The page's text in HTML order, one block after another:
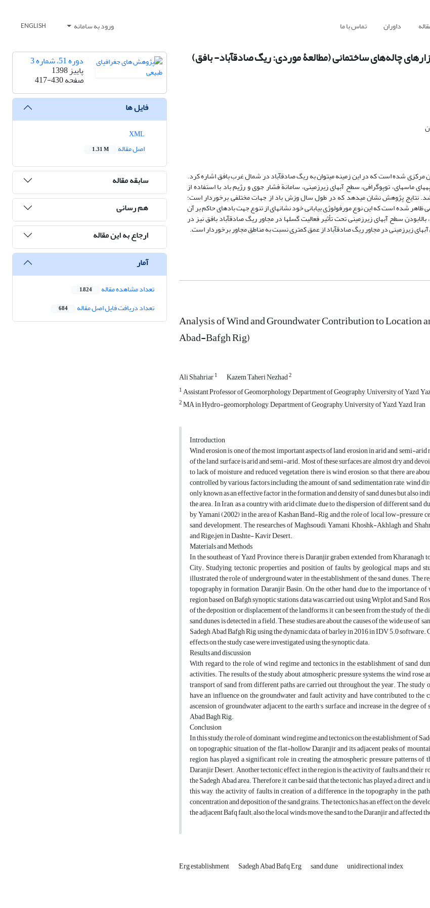
داوران تماس با ما ورود به سامانه ENGLISH
چاله‌های ساختمانی (مطالعۀ موردی: ریگ صادق‏آباد- بافق)
شده است که در این زمینه می‏توان به ریگ صادق‏آباد در شمال غرب بافق اشاره کرد.
ماسه‏ای، توپوگرافی، سطح آب‏های زیرزمینی، سامانة فشار جوی و رژیم باد با استفاده از
شد. نتایج پژوهش نشان می‏دهد که در طول سال وزش باد از جهات مختلفی برخوردار است؛
شده است که این نوع مورفولوژی بیابانی خود نشانه‏ای از تنوع جهت بادهای حاکم بر آن
سطح آب‏های زیرزمینی تحت تأثیر فعالیت گسل‏ها در مجاور ریگ صادق‏آباد بافق نیز در
زیرزمینی در مجاور ریگ صادق‏آباد از عمق کمتری نسبت به مناطق مجاور برخوردار است.
Analysis of Wind and Groundwater Contribution to Location
Abad-Bafgh Rig)
Ali Shahriar1 Kazem Taheri Nezhad2
1Assistant Professor of Geomorphology, Department of Geography, University of Yazd,
2MA in Hydro-geomorphology, Department of Geography, University of Yazd, Yazd, Iran
Introduction
Wind erosion is one of the most important aspects of land erosion in arid and semi-
of the land surface is arid and semi-arid. Most of these surfaces are almost dry and
to lack of moisture and reduced vegetation, there is wind erosion, so that there are
controlled by various factors including the amount of sand, sedimentation rate, wind
only known as an effective factor in the formation and density of sand dunes but also
the area. In Iran, as a country with arid climate, due to the dispersion of different sand
by Yamani (2002) in the area of Kashan Band-Rig and the role of local low-
sand development. The researches of Maghsoudi, Yamani, Khoshk-Akhlagh and
and Rige–jen in Dashte- Kavir Desert.
Materials and Methods
In the southeast of Yazd Province, there is Daranjir graben extended from
City. Studying tectonic properties and position of faults by geological maps and
illustrated the role of underground water in the establishment of the sand dunes.
topography in formation Daranjir Basin. On the other hand, due to the importance
region based on Bafgh synoptic stations data was carried out using Wrplot and Sand
of the deposition or displacement of the landforms, it can be seen from the study of
sand dunes is detected in a field. These studies are about the causes of the wide use
Sadegh Abad Bafgh Rig, using the dynamic data of barley in 2016 in IDV 5.0
effects on the study case were investigated using the synoptic data.
Results and discussion
With regard to the role of wind regime and tectonics in the establishment of sand
activities. The results of the study about atmospheric pressure systems, the wind
transport of sand from different paths are carried out throughout the year. The
have an influence on the groundwater and fault activity and have contributed to
ascension of groundwater adjacent to the earth's surface and increase in the degree
Abad Bagh Rig.
Conclusion
In this study, the role of dominant wind regime and tectonics on the establishment of
on topographic situation of the flat-hollow Daranjir and its adjacent peaks of
region has played a significant role in creating the atmospheric pressure patterns
Daranjir Desert. Another tectonic effect in the region is the activity of faults and their
the Sadegh Abad area. Therefore, it can be said that the tectonic has played a direct
this way, the activity of faults in creation of a difference in the topography in the
concentration and deposition of the sand grains. The tectonics has an effect on the
the adjacent Bafq fault; also the local winds move the sand to the Daranjir and affected
Erg establishment Sadegh Abad Bafq Erg sand dune unidirectional index
دوره 51، شماره 3
پاییز 1398
صفحه417-430
فایل ها
اصل مقاله
1.31 M
سابقه مقاله
هم رسانی
ارجاع به این مقاله
آمار
تعداد مشاهده مقاله 1,824
تعداد دریافت فایل اصل مقاله 684